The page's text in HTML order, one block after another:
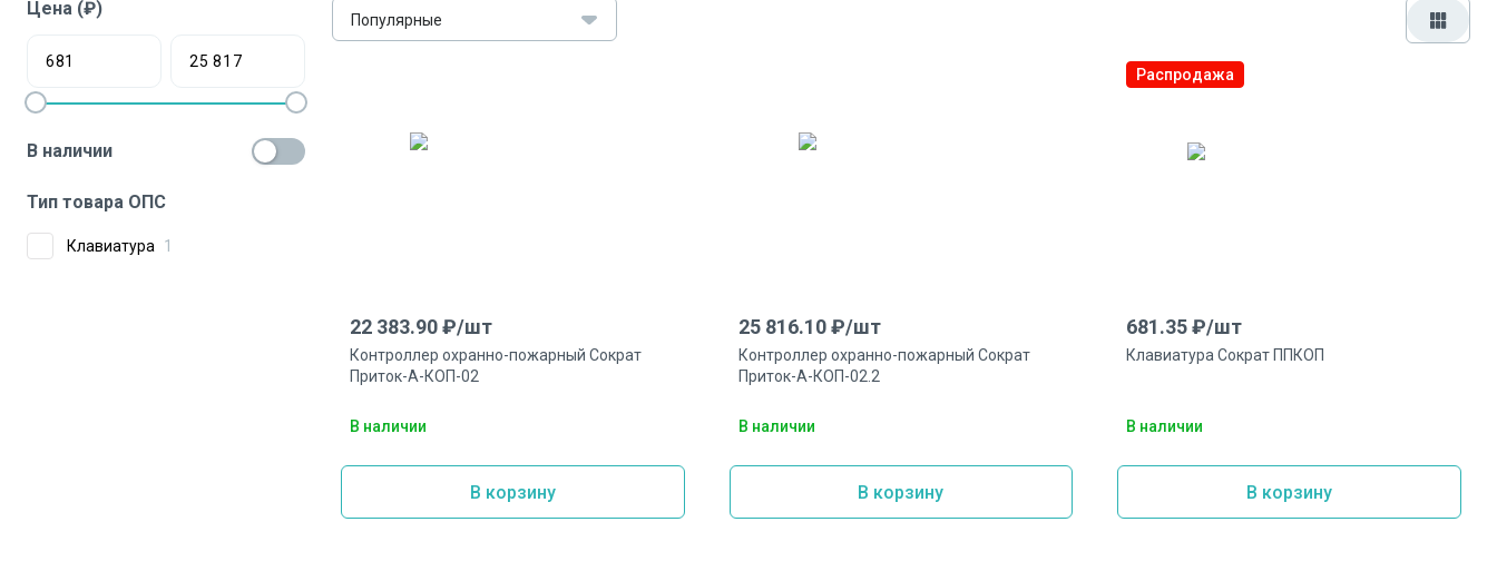
Цена (₽)
В наличии
Тип товара ОПС
Клавиатура 1
Популярные
22 383.90₽/шт
Контроллер охранно-пожарный Сократ
Приток-А-КОП-02
В наличии
В корзину
25 816.10 ₽/шт
Контроллер охранно-пожарный Сократ
Приток-А-КОП-02.2
В наличии
В корзину
Распродажа
681.35 ₽/шт
Клавиатура Сократ ППКОП
В наличии
В корзину